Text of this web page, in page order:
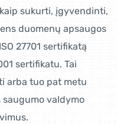
sukurti, įgyvendinti,
duomenų apsaugos
27701 sertifikatą
sertifikatu. Tai
arba tuo pat metu
valdymo